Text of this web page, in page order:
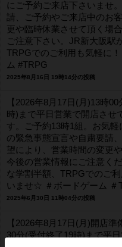
にご予約ご来店下さいませ
請、ご予約やご来店中のお
更や臨時休業させて頂く場
ご注意下さい。JR新大阪駅
TRPGでのご利用も気軽に
ム #TRPG
2025年8月16日 19時14分の投稿
【2026年8月17日(月)13時
時)まで平日営業で開店させ
す。ご予約13時1組。お気
の緊急事態宣言や自粛要請
望により、営業時間の変更
今後の営業情報にご注意く
な学割半額、TRPGでのご
いませ☆ ＃ボードゲーム ＃
2025年6月30日 11時04分の投稿
【2026年8月17日(月)開店
30分(受付終了19時)まで平